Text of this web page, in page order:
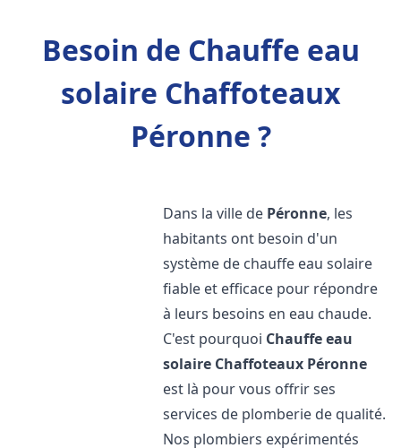
Besoin de Chauffe eau
solaire Chaffoteaux
Péronne ?
Dans la ville de Péronne, les
habitants ont besoin d'un
système de chauffe eau solaire
fiable et efficace pour répondre
à leurs besoins en eau chaude.
C'est pourquoi Chauffe eau
solaire Chaffoteaux Péronne
est là pour vous offrir ses
services de plomberie de qualité.
Nos plombiers expérimentés